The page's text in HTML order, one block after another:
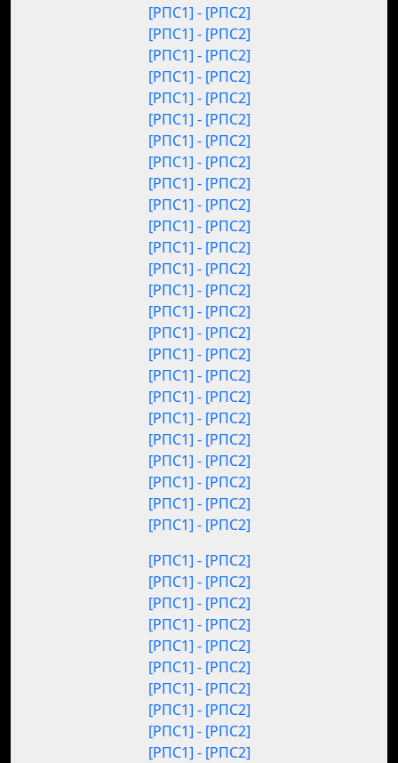
[РПС1] - [РПС2]
[РПС1] - [РПС2]
[РПС1] - [РПС2]
[РПС1] - [РПС2]
[РПС1] - [РПС2]
[РПС1] - [РПС2]
[РПС1] - [РПС2]
[РПС1] - [РПС2]
[РПС1] - [РПС2]
[РПС1] - [РПС2]
[РПС1] - [РПС2]
[РПС1] - [РПС2]
[РПС1] - [РПС2]
[РПС1] - [РПС2]
[РПС1] - [РПС2]
[РПС1] - [РПС2]
[РПС1] - [РПС2]
[РПС1] - [РПС2]
[РПС1] - [РПС2]
[РПС1] - [РПС2]
[РПС1] - [РПС2]
[РПС1] - [РПС2]
[РПС1] - [РПС2]
[РПС1] - [РПС2]
[РПС1] - [РПС2]
[РПС1] - [РПС2]
[РПС1] - [РПС2]
[РПС1] - [РПС2]
[РПС1] - [РПС2]
[РПС1] - [РПС2]
[РПС1] - [РПС2]
[РПС1] - [РПС2]
[РПС1] - [РПС2]
[РПС1] - [РПС2]
[РПС1] - [РПС2]